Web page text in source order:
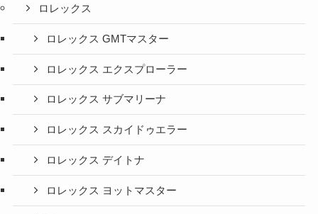
ロレックス
ロレックス GMTマスター
ロレックス エクスプローラー
ロレックス サブマリーナ
ロレックス スカイドゥエラー
ロレックス デイトナ
ロレックス ヨットマスター